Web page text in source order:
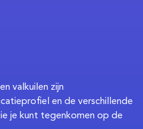
valkuilen zijn
en de verschillende
je kunt tegenkomen op de